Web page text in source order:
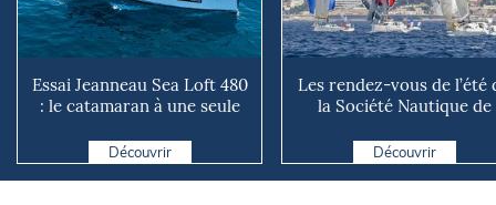
Essai Jeanneau Sea Loft 480
: le catamaran à une seule
Découvrir
Les rendez-vous de l’été
la Société Nautique de
Découvrir